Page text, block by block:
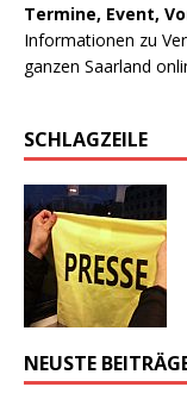
Termine, Event,
Informationen zu
ganzen Saarland
SCHLAGZEILE
NEUSTE